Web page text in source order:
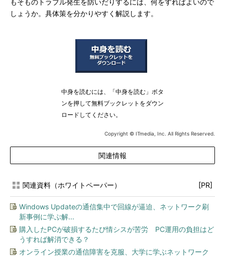
もそものトラブル発生を防いだりするには、何をすればよいので
しょうか。具体策を分かりやすく解説します。
中身を読むには、「中身を読む」ボタ
ンを押して無料ブックレットをダウン
ロードしてください。
Copyright © ITmedia, Inc. All Rights Reserved.
関連情報
関連資料（ホワイトペーパー） [PR]
Windows Updateの通信集中で回線が逼迫、ネットワーク刷
新事例に学ぶ解...
購入したPCが破損するたび情シスが苦労 PC運用の負担はど
うすれば解消できる？
オンライン授業の通信障害を克服、大学に学ぶネットワーク